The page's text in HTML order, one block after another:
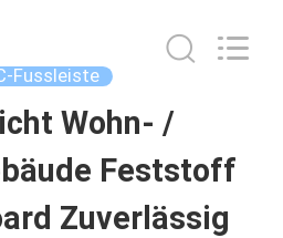
Fussleiste
Wohn- /
Feststoff
Zuverlässig